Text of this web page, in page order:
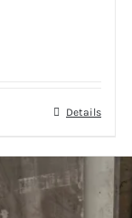
Details